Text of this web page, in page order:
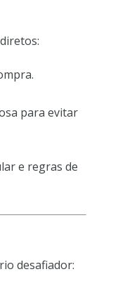
para evitar
e regras de
desafiador: